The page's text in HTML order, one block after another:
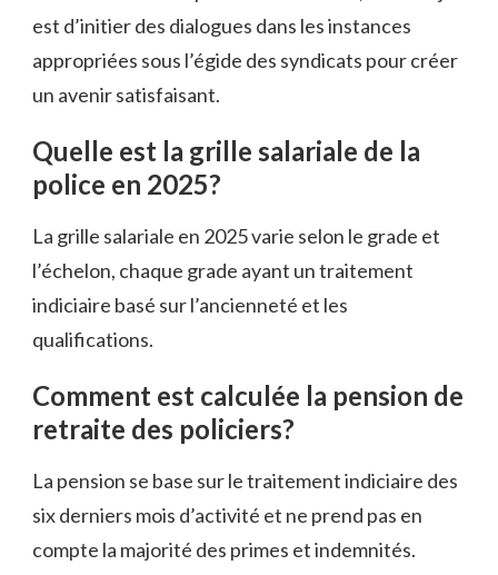
est d’initier des dialogues dans les instances
appropriées sous l’égide des syndicats pour créer
un avenir satisfaisant.
Quelle est la grille salariale de la
police en 2025?
La grille salariale en 2025 varie selon le grade et
l’échelon, chaque grade ayant un traitement
indiciaire basé sur l’ancienneté et les
qualifications.
Comment est calculée la pension de
retraite des policiers?
La pension se base sur le traitement indiciaire des
six derniers mois d’activité et ne prend pas en
compte la majorité des primes et indemnités.